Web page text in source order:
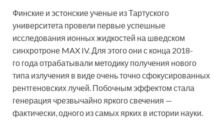
Финские и эстонские ученые из Тартуского
университета провели первые успешные
исследования ионных жидкостей на шведском
синхротроне MAX IV. Для этого они с конца 2018-
го года отрабатывали методику получения нового
типа излучения в виде очень точносфокусированных
рентгеновских лучей. Побочным эффектом стала
генерация чрезвычайно яркого свечения —
фактически, одного из самых ярких в истории науки.